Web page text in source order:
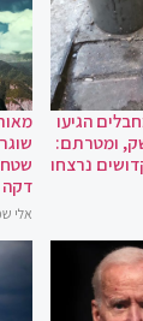
הגיעו
ומטרתם:
נרצחו
דקה
אלי